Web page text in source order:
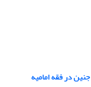
در فقه امامیه